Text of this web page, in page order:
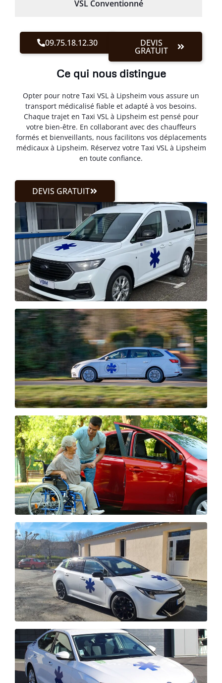
VSL Conventionné
09.75.18.12.30 DEVIS
GRATUIT
Ce qui nous distingue
Opter pour notre Taxi VSL à Lipsheim vous assure un
transport médicalisé fiable et adapté à vos besoins.
Chaque trajet en Taxi VSL à Lipsheim est pensé pour
votre bien-être. En collaborant avec des chauffeurs
formés et bienveillants, nous facilitons vos déplacements
médicaux à Lipsheim. Réservez votre Taxi VSL à Lipsheim
en toute confiance.
DEVIS GRATUIT